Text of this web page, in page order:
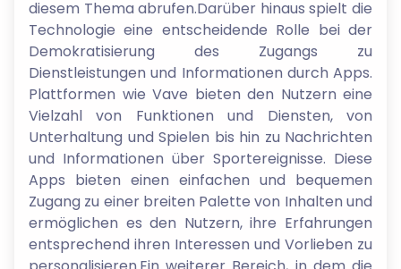
diesem Thema abrufen.Darüber hinaus spielt die
Technologie eine entscheidende Rolle bei der
Demokratisierung des Zugangs zu
Dienstleistungen und Informationen durch Apps.
Plattformen wie Vave bieten den Nutzern eine
Vielzahl von Funktionen und Diensten, von
Unterhaltung und Spielen bis hin zu Nachrichten
und Informationen über Sportereignisse. Diese
Apps bieten einen einfachen und bequemen
Zugang zu einer breiten Palette von Inhalten und
ermöglichen es den Nutzern, ihre Erfahrungen
entsprechend ihren Interessen und Vorlieben zu